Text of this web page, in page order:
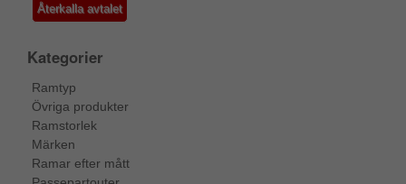
Återkalla avtalet
Kategorier
Ramtyp
Övriga produkter
Ramstorlek
Märken
Ramar efter mått